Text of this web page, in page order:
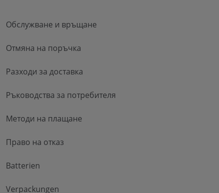
Обслужване и връщане
Отмяна на поръчка
Разходи за доставка
Ръководства за потребителя
Методи на плащане
Право на отказ
Batterien
Verpackungen